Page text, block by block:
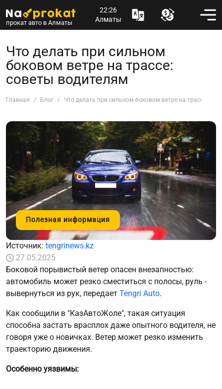
прокат авто в Алматы
22:26
Алматы
Что делать при сильном
боковом ветре на трассе:
советы водителям
Главная Блог Что делать при сильном боковом ветре на трассе:
Полезная информация
Источник: tengrinews.kz
27.05.2025
Боковой порывистый ветер опасен внезапностью:
автомобиль может резко сместиться с полосы, руль -
вывернуться из рук, передает Tengri Auto.
Как сообщили в "КазАвтоЖоле", такая ситуация
способна застать врасплох даже опытного водителя, не
говоря уже о новичках. Ветер может резко изменить
траекторию движения.
Особенно уязвимы: